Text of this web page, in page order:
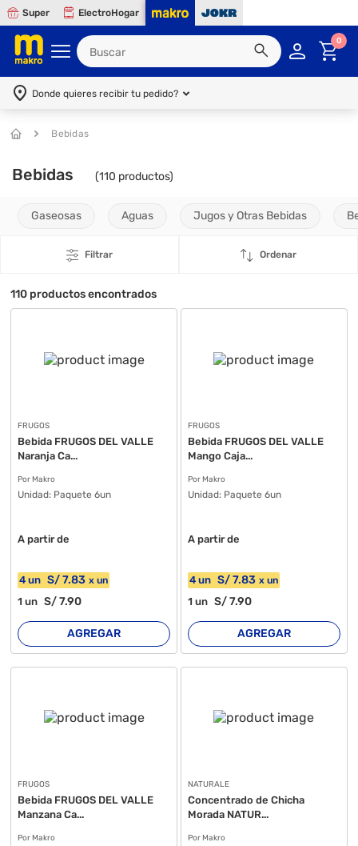
Super ElectroHogar
0
Donde quieres recibir tu pedido?
Bebidas
Bebidas (110 productos)
Gaseosas Aguas Jugos y Otras Bebidas
Filtrar Ordenar
110 productos encontrados
FRUGOS
Bebida FRUGOS DEL VALLE
Naranja Ca...
Por Makro
Unidad: Paquete 6un
A partir de
4 un S/7.83 xun
1un S/7.90
AGREGAR
FRUGOS
Bebida FRUGOS DEL VALLE
Mango Caja...
Por Makro
Unidad: Paquete 6un
A partir de
4 un S/7.83 x un
1 un S/7.90
AGREGAR
FRUGOS
Bebida FRUGOS DEL VALLE
Manzana Ca...
Por Makro
NATURALE
Concentrado de Chicha
Morada NATUR...
Por Makro